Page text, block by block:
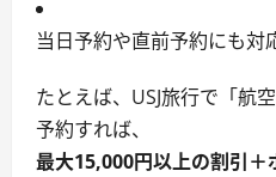
当日予約や直前予約にも対
たとえば、USJ旅行で「航
予約すれば、
最大15,000円以上の割引＋